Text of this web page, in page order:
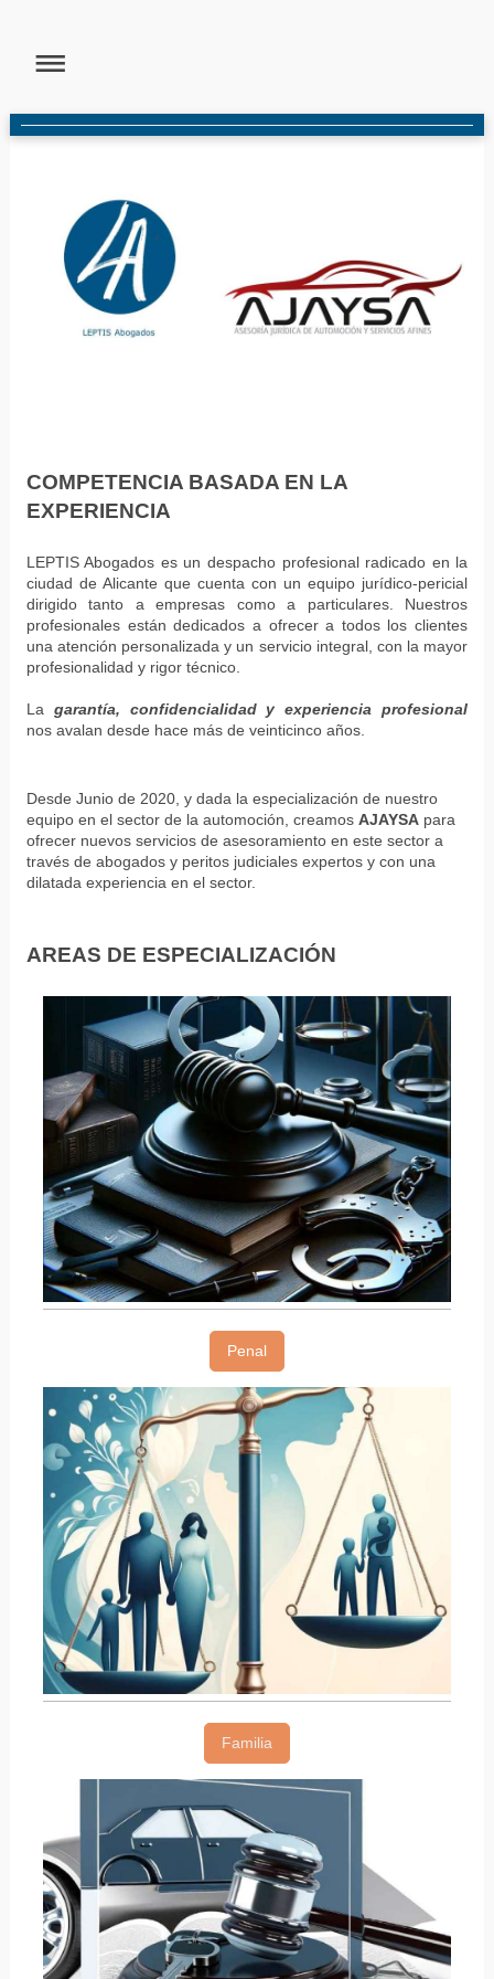
COMPETENCIA BASADA EN LA
EXPERIENCIA
LEPTIS Abogados es un despacho profesional radicado en la
ciudad de Alicante que cuenta con un equipo jurídico-pericial
dirigido tanto a empresas como a particulares. Nuestros
profesionales están dedicados a ofrecer a todos los clientes
una atención personalizada y un servicio integral, con la mayor
profesionalidad y rigor técnico.
La garantía, confidencialidad y experiencia profesional
nos avalan desde hace más de veinticinco años.
Desde Junio de 2020, y dada la especialización de nuestro
equipo en el sector de la automoción, creamos AJAYSApara
ofrecer nuevos servicios de asesoramiento en este sector a
través de abogados y peritos judiciales expertos y con una
dilatada experiencia en el sector.
AREAS DE ESPECIALIZACIÓN
Penal
Familia